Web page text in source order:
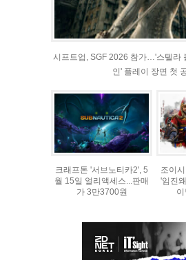
시프트업, SGF 2026 참가…'스텔라
인' 플레이 장면 첫
크래프톤 '서브노티카2', 5
월 15일 얼리액세스...판매
가 3만3700원
조이
'임진